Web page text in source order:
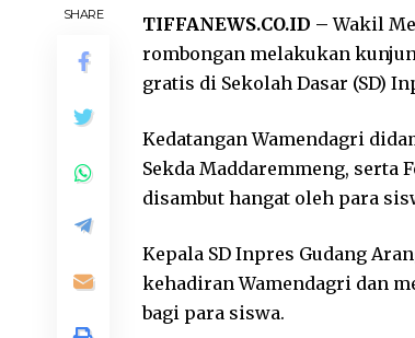
SHARE TIFFANEWS.CO.ID – Wakil
rombongan melakukan
gratis di Sekolah Dasar (SD)
Kedatangan Wamendagri
Sekda Maddaremmeng, serta
disambut hangat oleh para
Kepala SD Inpres Gudang
kehadiran Wamendagri dan
bagi para siswa.